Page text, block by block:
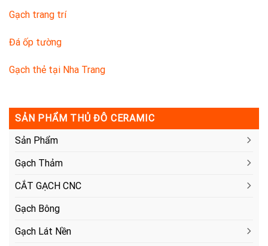
Gạch trang trí
Đá ốp tường
Gạch thẻ tại Nha Trang
SẢN PHẨM THỦ ĐÔ CERAMIC
Sản Phẩm
Gạch Thảm
CẮT GẠCH CNC
Gạch Bông
Gạch Lát Nền